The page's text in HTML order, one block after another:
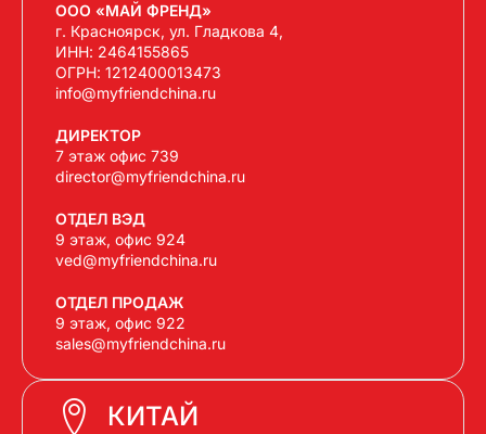
ООО «МАЙ ФРЕНД»
г. Красноярск, ул. Гладкова 4,
ИНН: 2464155865
ОГРН: 1212400013473
info@myfriendchina.ru
ДИРЕКТОР
7 этаж офис 739
director@myfriendchina.ru
ОТДЕЛ ВЭД
9 этаж, офис 924
ved@myfriendchina.ru
ОТДЕЛ ПРОДАЖ
9 этаж, офис 922
sales@myfriendchina.ru
КИТАЙ